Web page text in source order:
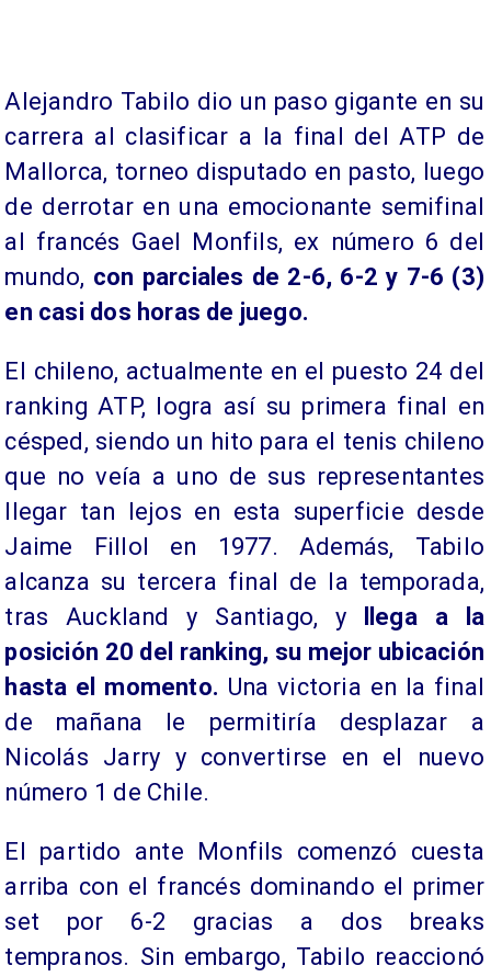
Alejandro Tabilo dio un paso gigante en su
carrera al clasificar a la final del ATP de
Mallorca, torneo disputado en pasto, luego
de derrotar en una emocionante semifinal
al francés Gael Monfils, ex número 6 del
mundo, con parciales de 2-6, 6-2 y 7-6 (3)
en casi dos horas de juego.
El chileno, actualmente en el puesto 24 del
ranking ATP, logra así su primera final en
césped, siendo un hito para el tenis chileno
que no veía a uno de sus representantes
llegar tan lejos en esta superficie desde
Jaime Fillol en 1977. Además, Tabilo
alcanza su tercera final de la temporada,
tras Auckland y Santiago, y llega a la
posición 20 del ranking, su mejor ubicación
hasta el momento. Una victoria en la final
de mañana le permitiría desplazar a
Nicolás Jarry y convertirse en el nuevo
número 1 de Chile.
El partido ante Monfils comenzó cuesta
arriba con el francés dominando el primer
set por 6-2 gracias a dos breaks
tempranos. Sin embargo, Tabilo reaccionó